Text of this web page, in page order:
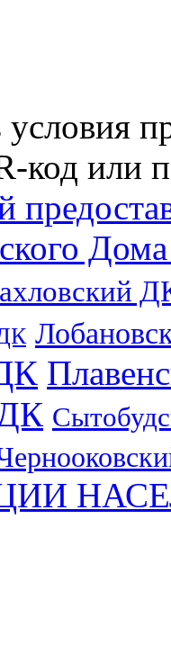
код или